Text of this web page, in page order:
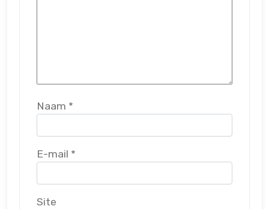
Naam *
E-mail *
Site